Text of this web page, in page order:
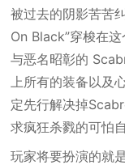
被过去的阴影苦苦
On Black”穿梭在
与恶名昭彰的
上所有的装备以及
定先行解决掉
求疯狂杀戮的可怕自
玩家将要扮演的就